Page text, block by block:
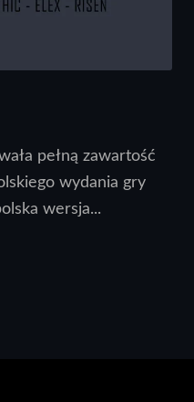
pełną zawartość
wydania gry
wersja...